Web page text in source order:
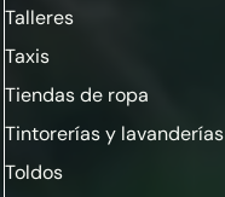
Talleres
Taxis
Tiendas de ropa
Tintorerías y lavanderías
Toldos